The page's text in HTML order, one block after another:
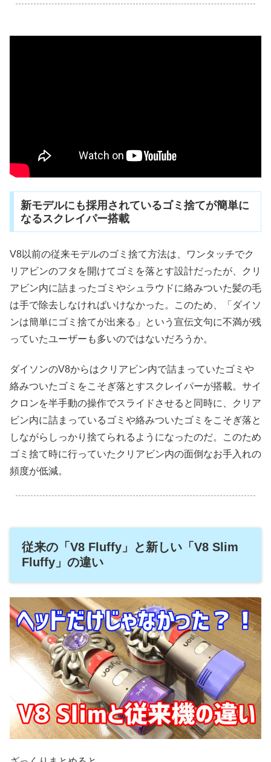
新モデルにも採用されているゴミ捨てが簡単に
なるスクレイパー搭載
V8以前の従来モデルのゴミ捨て方法は、ワンタッチでク
リアビンのフタを開けてゴミを落とす設計だったが、クリ
アビン内に詰まったゴミやシュラウドに絡みついた髪の毛
は手で除去しなければいけなかった。このため、「ダイソ
ンは簡単にゴミ捨てが出来る」という宣伝文句に不満が残
っていたユーザーも多いのではないだろうか。
ダイソンのV8からはクリアビン内で詰まっていたゴミや
絡みついたゴミをこそぎ落とすスクレイパーが搭載。サイ
クロンを半手動の操作でスライドさせると同時に、クリア
ビン内に詰まっているゴミや絡みついたゴミをこそぎ落と
しながらしっかり捨てられるようになったのだ。このため
ゴミ捨て時に行っていたクリアビン内の面倒なお手入れの
頻度が低減。
従来の「V8 Fluffy」と新しい「V8 Slim
Fluffy」の違い